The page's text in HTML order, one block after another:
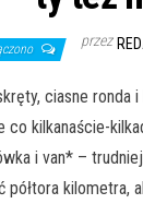
przez
ciasne
co kilkanaście-
i van* –
półtora